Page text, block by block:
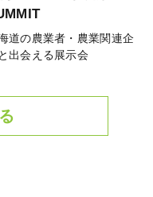
道の農業者・農業関連企
出会える展示会